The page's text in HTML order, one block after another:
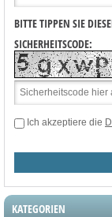
BITTE TIPPEN SIE
SICHERHEITSCODE:
Ich akzeptiere die
KATEGORIEN